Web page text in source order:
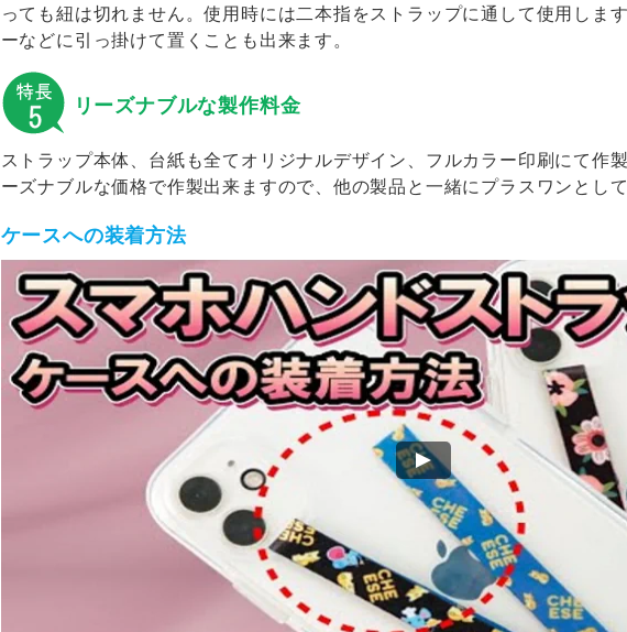
っても紐は切れません。使用時には二本指をストラップに通して使用しま
ーなどに引っ掛けて置くことも出来ます。
リーズナブルな製作料金
ストラップ本体、台紙も全てオリジナルデザイン、フルカラー印刷にて作
ーズナブルな価格で作製出来ますので、他の製品と一緒にプラスワンとし
ケースへの装着方法